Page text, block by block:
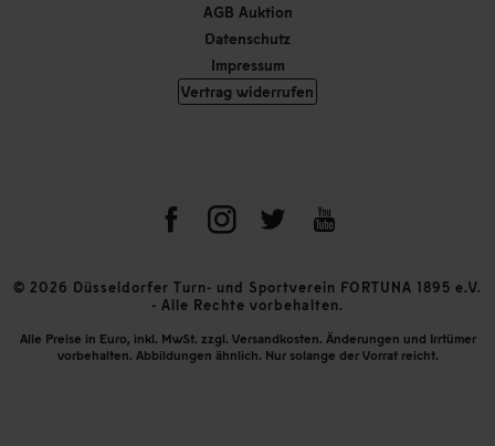
AGB Auktion
Datenschutz
Impressum
Vertrag widerrufen
© 2026 Düsseldorfer Turn- und Sportverein FORTUNA 1895 e.V.
- Alle Rechte vorbehalten.
Alle Preise in Euro, inkl. MwSt. zzgl. Versandkosten. Änderungen und Irrtümer
vorbehalten. Abbildungen ähnlich. Nur solange der Vorrat reicht.